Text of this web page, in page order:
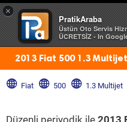
×
PratikAraba
Üstün Oto Servis
ÜCRETSİZ - In
2013 Fiat 500 1.3
Fiat 500 1.3 Multijet
Düzenli periyodik ile 2013